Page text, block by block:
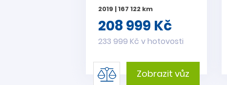
2019 | 167 122 km
208 999 Kč
233 999 Kč v hotovosti
Zobrazit vůz